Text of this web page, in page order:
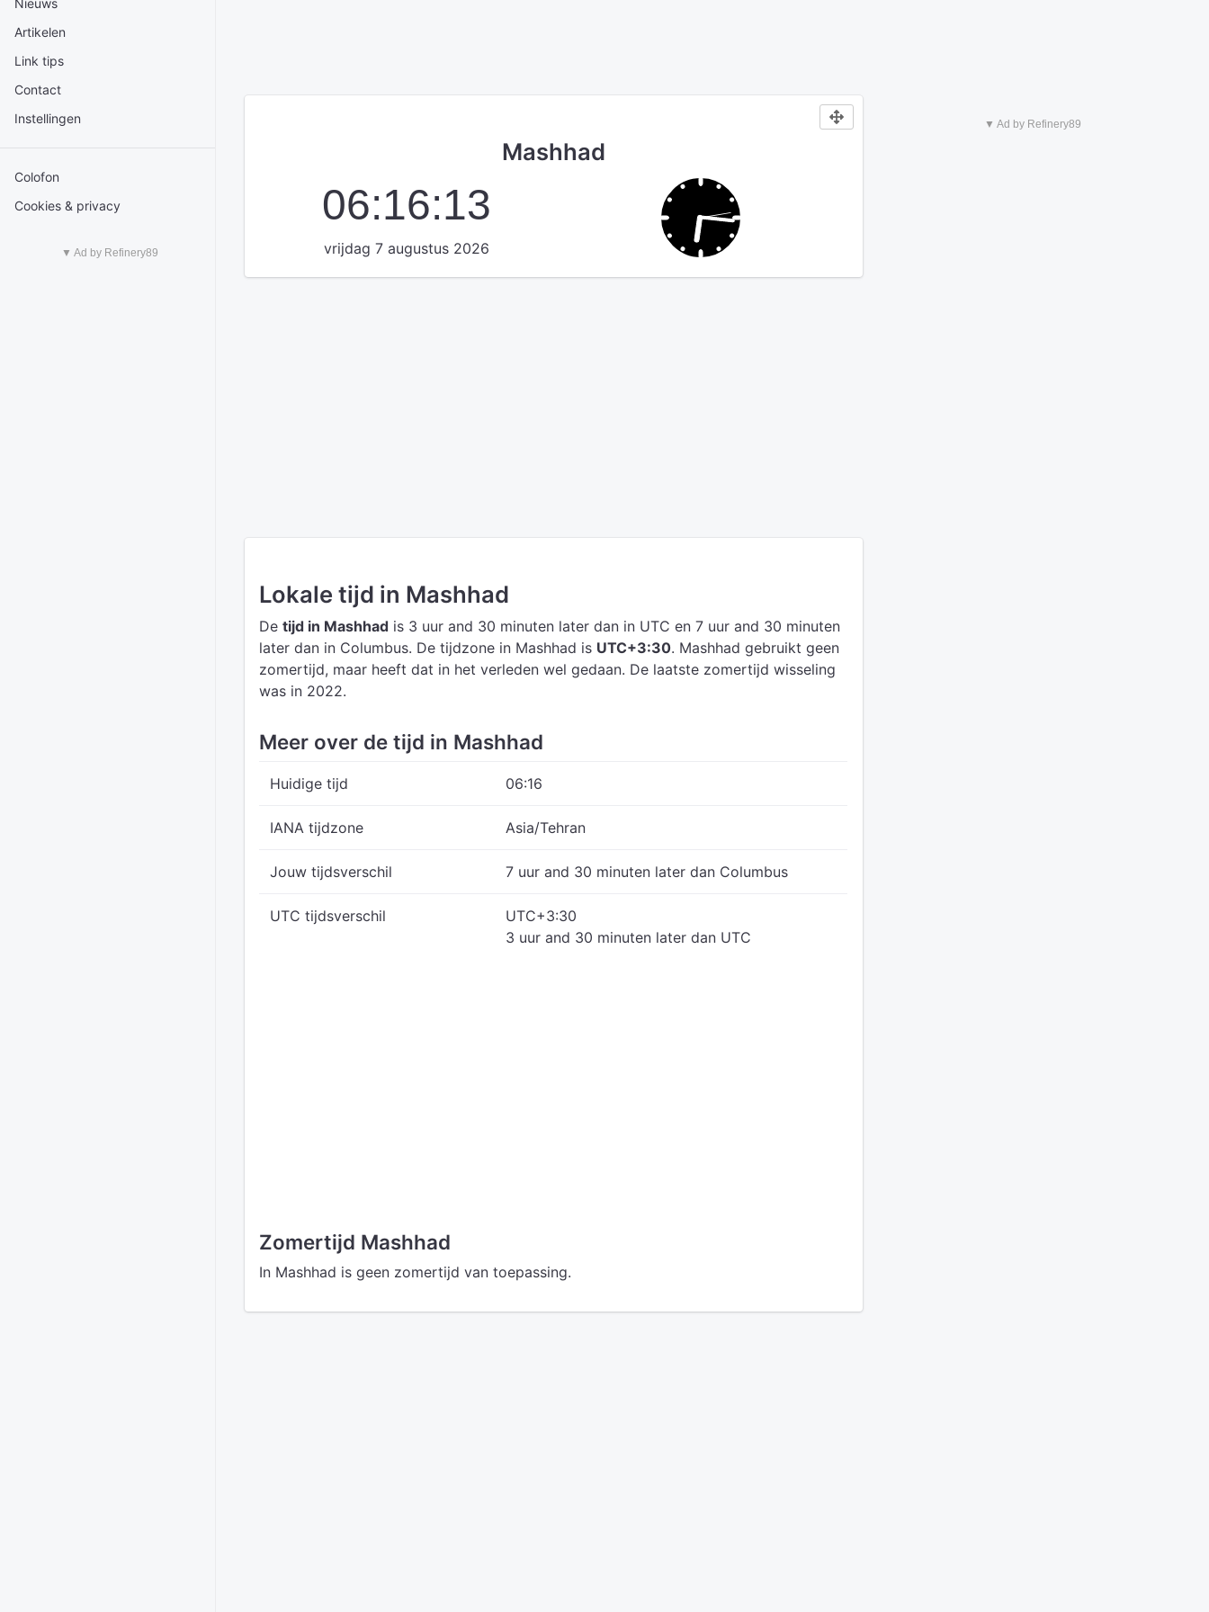
Nieuws
Artikelen
Link tips
Contact
Instellingen
Colofon
Cookies & privacy
▼ Ad by Refinery89
Mashhad
06:16:13
vrijdag 7 augustus 2026
Lokale tijd in Mashhad
De tijd in Mashhad is 3 uur and 30 minuten later dan in UTC en 7 uur and 30 minuten
later dan in Columbus. De tijdzone in Mashhad is UTC+3:30. Mashhad gebruikt geen
zomertijd, maar heeft dat in het verleden wel gedaan. De laatste zomertijd wisseling
was in 2022.
Meer over de tijd in Mashhad
Huidige tijd 06:16
IANA tijdzone Asia/Tehran
Jouw tijdsverschil 7 uur and 30 minuten later dan Columbus
UTC tijdsverschil
UTC+3:30
3 uur and 30 minuten later dan UTC
Zomertijd Mashhad
In Mashhad is geen zomertijd van toepassing.
▼ Ad by Refinery89